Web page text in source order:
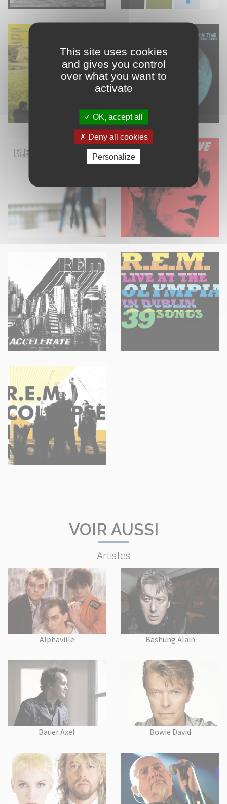
VOIR AUSSI
Artistes
Alphaville Bashung Alain
Bauer Axel Bowie David
This site uses cookies
and gives you control
over what you want to
activate
OK, accept all
Deny all cookies
Personalize